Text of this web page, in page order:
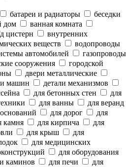
батареи и радиаторы
беседки
дом
ванная комната
цистерн
внутренних
веществ
водопроводы
автомобилей
газопроводы
сооружения
городской
двери металлические
машин
детали механизмов
для бетонных стен
для
для ванны
для веранд
для дорог
для
камня для кирпича
для
для крыш
для
для медицинских
для оборудования
каминов для печи
для